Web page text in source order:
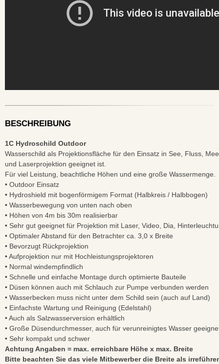
BESCHREIBUNG
1C Hydroschild Outdoor
Wasserschild als Projektionsfläche für den Einsatz in See, Fluss,
und Laserprojektion geeignet ist.
Für viel Leistung, beachtliche Höhen und eine große Wassermenge.
• Outdoor Einsatz
• Hydroshield mit bogenförmigem Format (Halbkreis / Halbbogen)
• Wasserbewegung von unten nach oben
• Höhen von 4m bis 30m realisierbar
• Sehr gut geeignet für Projektion mit Laser, Video, Dia,
• Optimaler Abstand für den Betrachter ca. 3,0 x Breite
• Bevorzugt Rückprojektion
• Aufprojektion nur mit Hochleistungsprojektoren
• Normal windempfindlich
• Schnelle und einfache Montage durch optimierte Bauteile
• Düsen können auch mit Schlauch zur Pumpe verbunden werden
• Wasserbecken muss nicht unter dem Schild sein (auch auf Land)
• Einfachste Wartung und Reinigung (Edelstahl)
• Auch als Salzwasserversion erhältlich
• Große Düsendurchmesser, auch für verunreinigtes Wasser
• Sehr kompakt und schwer
Achtung Angaben = max. erreichbare Höhe x max. Breite
Bitte beachten Sie das viele Mitbewerber die Breite als